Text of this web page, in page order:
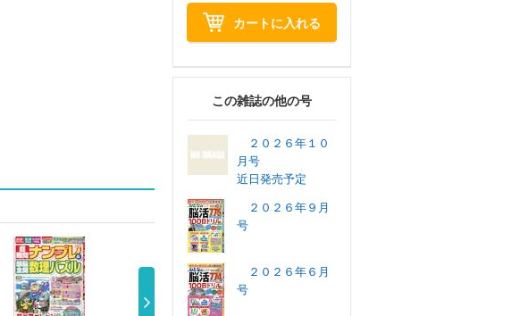
カートに入れる
この雑誌の他の号
２０２６年１０
月号
近日発売予定
２０２６年９月
号
２０２６年６月
号